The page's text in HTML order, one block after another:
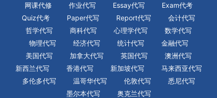
网课代修 作业代写 Essay代写
Exam代考
Quiz代考
Paper代写 Report代写
会计代写
哲学代写
商科代写 心理学代写
数学代写
物理代写
经济代写 统计代写
金融代写
美国代写
加拿大代写 英国代写
澳洲代写
新西兰代写
香港代写 新加坡代写
马来西亚代写
多伦多代写
温哥华代写 伦敦代写
悉尼代写
墨尔本代写
奥克兰代写